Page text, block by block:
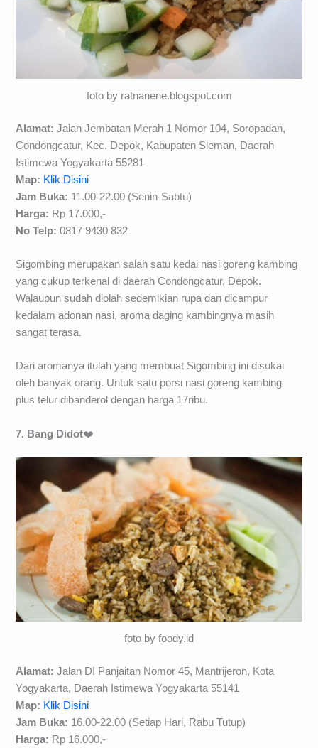
foto by ratnanene.blogspot.com
Alamat: Jalan Jembatan Merah 1 Nomor 104, Soropadan,
Condongcatur, Kec. Depok, Kabupaten Sleman, Daerah
Istimewa Yogyakarta 55281
Map: Klik Disini
Jam Buka: 11.00-22.00 (Senin-Sabtu)
Harga: Rp 17.000,-
No Telp: 0817 9430 832
Sigombing merupakan salah satu kedai nasi goreng kambing
yang cukup terkenal di daerah Condongcatur, Depok.
Walaupun sudah diolah sedemikian rupa dan dicampur
kedalam adonan nasi, aroma daging kambingnya masih
sangat terasa.
Dari aromanya itulah yang membuat Sigombing ini disukai
oleh banyak orang. Untuk satu porsi nasi goreng kambing
plus telur dibanderol dengan harga 17ribu.
7. Bang Didot❤️
foto by foody.id
Alamat: Jalan DI Panjaitan Nomor 45, Mantrijeron, Kota
Yogyakarta, Daerah Istimewa Yogyakarta 55141
Map: Klik Disini
Jam Buka: 16.00-22.00 (Setiap Hari, Rabu Tutup)
Harga: Rp 16.000,-